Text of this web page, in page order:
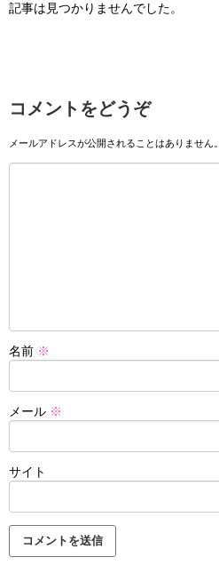
記事は見つかりませんでした。
コメントをどうぞ
メールアドレスが公開されることはありません。
名前 ※
メール ※
サイト